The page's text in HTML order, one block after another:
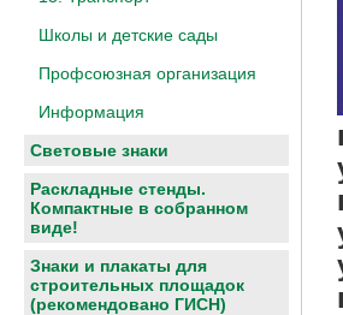
Школы и детские сады
Профсоюзная организация
Информация
Световые знаки
Раскладные стенды.
Компактные в собранном
виде!
Знаки и плакаты для
строительных площадок
(рекомендовано ГИСН)